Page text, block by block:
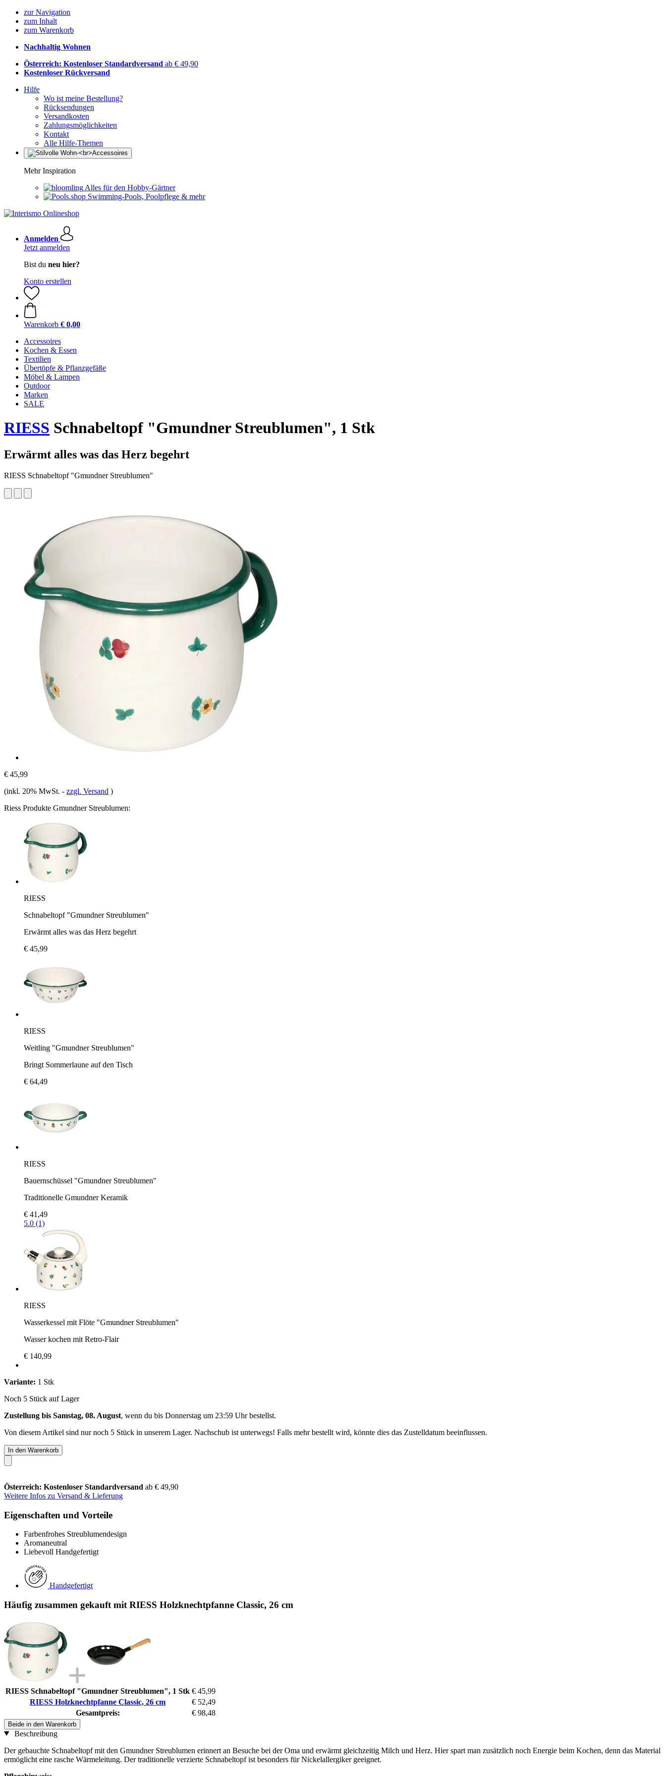
zur Navigation
zum Inhalt
zum Warenkorb
Nachhaltig Wohnen
Österreich: Kostenloser Standardversand ab € 49,90
Kostenloser Rückversand
Hilfe
Wo ist meine Bestellung?
Rücksendungen
Versandkosten
Zahlungsmöglichkeiten
Kontakt
Alle Hilfe-Themen
Mehr Inspiration
Alles für den Hobby-Gärtner
Swimming-Pools, Poolpflege & mehr
Anmelden
Jetzt anmelden
Bist du neu hier?
Konto erstellen
Warenkorb € 0,00
Accessoires
Kochen & Essen
Textilien
Übertöpfe & Pflanzgefäße
Möbel & Lampen
Outdoor
Marken
SALE
RIESS Schnabeltopf "Gmundner Streublumen", 1 Stk
Erwärmt alles was das Herz begehrt
RIESS Schnabeltopf "Gmundner Streublumen"
€ 45,99
(inkl. 20% MwSt. - zzgl. Versand )
Riess Produkte Gmundner Streublumen:
RIESS
Schnabeltopf "Gmundner Streublumen"
Erwärmt alles was das Herz begehrt
€ 45,99
RIESS
Weitling "Gmundner Streublumen"
Bringt Sommerlaune auf den Tisch
€ 64,49
RIESS
Bauernschüssel "Gmundner Streublumen"
Traditionelle Gmundner Keramik
€ 41,49
5.0 (1)
RIESS
Wasserkessel mit Flöte "Gmundner Streublumen"
Wasser kochen mit Retro-Flair
€ 140,99
Variante: 1 Stk
Noch 5 Stück auf Lager
Zustellung bis Samstag, 08. August, wenn du bis Donnerstag um 23:59 Uhrbestellst.
Von diesem Artikel sind nur noch 5 Stück in unserem Lager. Nachschub ist unterwegs! Falls mehr bestellt wird, könnte dies das Zustelldatum beeinflussen.
In den Warenkorb
Österreich: Kostenloser Standardversand ab € 49,90
Weitere Infos zu Versand & Lieferung
Eigenschaften und Vorteile
Farbenfrohes Streublumendesign
Aromaneutral
Liebevoll Handgefertigt
Handgefertigt
Häufig zusammen gekauft mit RIESS Holzknechtpfanne Classic, 26 cm
RIESS Schnabeltopf "Gmundner Streublumen", 1 Stk € 45,99
RIESS Holzknechtpfanne Classic, 26 cm
€ 52,49
Gesamtpreis:
€ 98,48
Beide in den Warenkorb
Beschreibung
Der gebauchte Schnabeltopf mit den Gmundner Streublumen erinnert an Besuche bei der Oma und erwärmt gleichzeitig Milch und Herz. Hier spart man zusätzlich noch Energie beim Kochen, denn das Material
ermöglicht eine rasche Wärmeleitung. Der traditionelle verzierte Schnabeltopf ist besonders für Nickelallergiker geeignet.